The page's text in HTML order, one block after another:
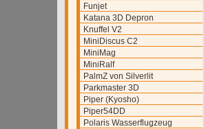
Funjet
Katana 3D Depron
Knuffel V2
MiniDiscus C2
MiniMag
MiniRalf
PalmZ von Silverlit
Parkmaster 3D
Piper (Kyosho)
Piper54DD
Polaris Wasserflugzeug